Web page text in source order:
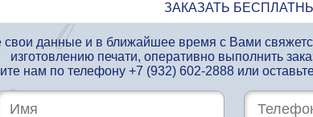
ЗАКАЗАТЬ
свои данные и в ближайшее время с Вами
изготовлению печати, оперативно выполнить
нам по телефону +7 (932) 602-2888или